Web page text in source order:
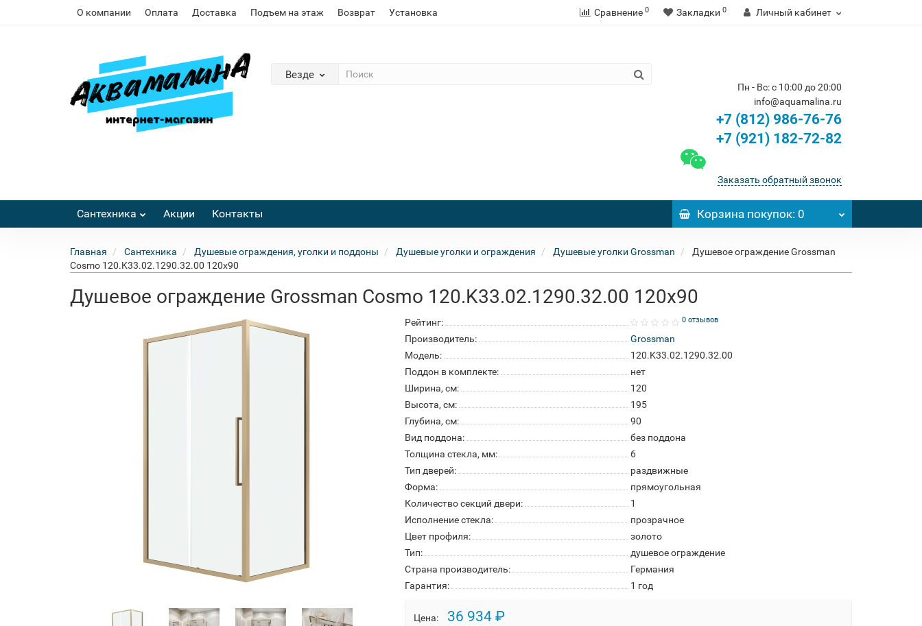
О компании Оплата Доставка Подъем на этаж Возврат Установка Сравнение 0 Закладки 0 Личный кабинет
Везде
Пн - Вс: с 10:00 до 20:00
info@aquamalina.ru
+7 (812) 986-76-76
+7 (921) 182-72-82
Заказать обратный звонок
Сантехника Акции Контакты Корзинапокупок: 0
Главная Сантехника Душевые ограждения, уголки и поддоны Душевые уголки и ограждения Душевые уголки Grossman
Душевое ограждение Grossman
Cosmo 120.K33.02.1290.32.00 120x90
Душевое ограждение Grossman Cosmo 120.K33.02.1290.32.00 120x90
Рейтинг: 0 отзывов
Производитель:
Grossman
Модель:
120.K33.02.1290.32.00
Поддон в комплекте:
нет
Ширина, см:
120
Высота, см:
195
Глубина, см:
90
Вид поддона:
без поддона
Толщина стекла, мм:
6
Тип дверей:
раздвижные
Форма:
прямоугольная
Количество секций двери:
1
Исполнение стекла:
прозрачное
Цвет профиля:
золото
Тип:
душевое ограждение
Страна производитель:
Германия
Гарантия:
1 год
Цена: 36 934 ₽